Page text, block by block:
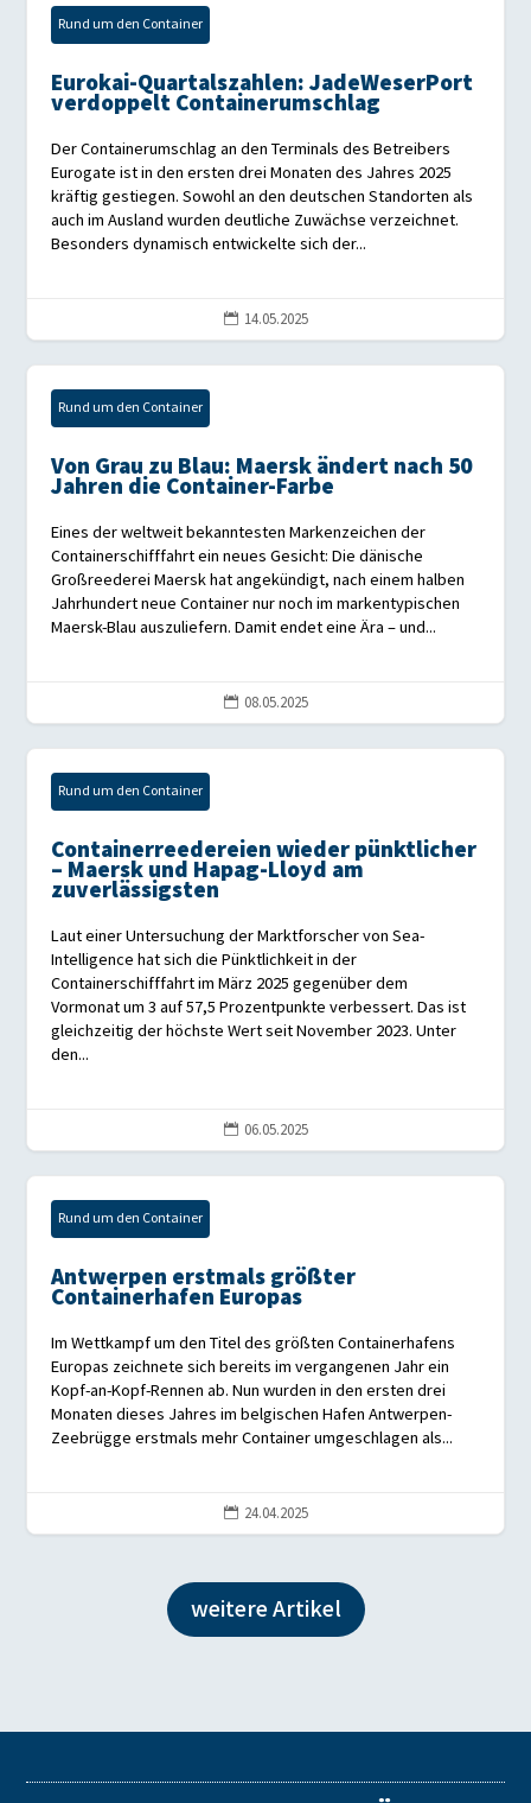
Rund um den Container
Eurokai-Quartalszahlen: JadeWeserPort
verdoppelt Containerumschlag
Der Containerumschlag an den Terminals des Betreibers
Eurogate ist in den ersten drei Monaten des Jahres 2025
kräftig gestiegen. Sowohl an den deutschen Standorten als
auch im Ausland wurden deutliche Zuwächse verzeichnet.
Besonders dynamisch entwickelte sich der...
 14.05.2025
Rund um den Container
Von Grau zu Blau: Maersk ändert nach 50
Jahren die Container-Farbe
Eines der weltweit bekanntesten Markenzeichen der
Containerschifffahrt ein neues Gesicht: Die dänische
Großreederei Maersk hat angekündigt, nach einem halben
Jahrhundert neue Container nur noch im markentypischen
Maersk-Blau auszuliefern. Damit endet eine Ära – und...
 08.05.2025
Rund um den Container
Containerreedereien wieder pünktlicher
– Maersk und Hapag-Lloyd am
zuverlässigsten
Laut einer Untersuchung der Marktforscher von Sea-
Intelligence hat sich die Pünktlichkeit in der
Containerschifffahrt im März 2025 gegenüber dem
Vormonat um 3 auf 57,5 Prozentpunkte verbessert. Das ist
gleichzeitig der höchste Wert seit November 2023. Unter
den...
 06.05.2025
Rund um den Container
Antwerpen erstmals größter
Containerhafen Europas
Im Wettkampf um den Titel des größten Containerhafens
Europas zeichnete sich bereits im vergangenen Jahr ein
Kopf-an-Kopf-Rennen ab. Nun wurden in den ersten drei
Monaten dieses Jahres im belgischen Hafen Antwerpen-
Zeebrügge erstmals mehr Container umgeschlagen als...
 24.04.2025
weitere Artikel